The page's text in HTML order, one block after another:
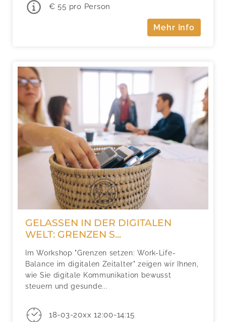
€ 55 pro Person
Mehr Info
GELASSEN IN DER DIGITALEN
WELT: GRENZEN S...
Im Workshop "Grenzen setzen: Work-Life-
Balance im digitalen Zeitalter" zeigen wir Ihnen,
wie Sie digitale Kommunikation bewusst
steuern und gesunde...
18-03-20xx 12:00-14:15